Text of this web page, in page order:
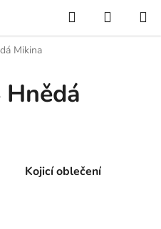
Hledat
KOŠÍK
Mikina
Hnědá
Kojicí oblečení